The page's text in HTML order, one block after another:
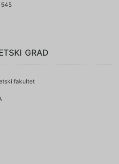
545
grad
fakultet